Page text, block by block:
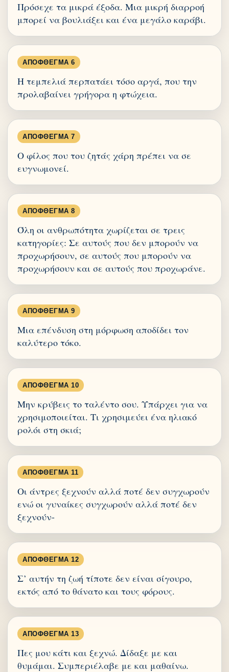
Πρόσεχε τα μικρά έξοδα. Μια μικρή διαρροή
μπορεί να βουλιάξει και ένα μεγάλο καράβι.
ΑΠΌΦΘΕΓΜΑ 6
Η τεμπελιά περπατάει τόσο αργά, που την
προλαβαίνει γρήγορα η φτώχεια.
ΑΠΌΦΘΕΓΜΑ 7
Ο φίλος που του ζητάς χάρη πρέπει να σε
ευγνωμονεί.
ΑΠΌΦΘΕΓΜΑ 8
Όλη οι ανθρωπότητα χωρίζεται σε τρεις
κατηγορίες: Σε αυτούς που δεν μπορούν να
προχωρήσουν, σε αυτούς που μπορούν να
προχωρήσουν και σε αυτούς που προχωράνε.
ΑΠΌΦΘΕΓΜΑ 9
Μια επένδυση στη μόρφωση αποδίδει τον
καλύτερο τόκο.
ΑΠΌΦΘΕΓΜΑ 10
Μην κρύβεις το ταλέντο σου. Υπάρχει για να
χρησιμοποιείται. Τι χρησιμεύει ένα ηλιακό
ρολόι στη σκιά;
ΑΠΌΦΘΕΓΜΑ 11
Οι άντρες ξεχνούν αλλά ποτέ δεν συγχωρούν
ενώ οι γυναίκες συγχωρούν αλλά ποτέ δεν
ξεχνούν-
ΑΠΌΦΘΕΓΜΑ 12
Σ’ αυτήν τη ζωή τίποτε δεν είναι σίγουρο,
εκτός από το θάνατο και τους φόρους.
ΑΠΌΦΘΕΓΜΑ 13
Πες μου κάτι και ξεχνώ. Δίδαξε με και
θυμάμαι. Συμπεριέλαβε με και μαθαίνω.